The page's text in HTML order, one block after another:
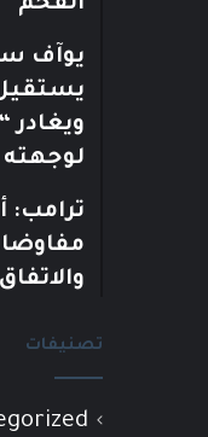
الفحم
يوآف
تصنيفات